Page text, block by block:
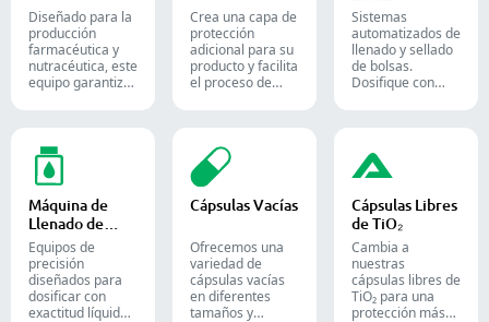
Diseñado para la
producción
farmacéutica y
nutracéutica, este
equipo garantiza
y Alu-Alu para
tabletas, cápsulas
y cápsulas de
gelatina blanda.
Crea una capa de
protección
adicional para su
producto y facilita
el proceso de
tubos en cajas,
siendo una
solución ideal
para el empaque
en las industrias
cosmética y
alimentaria.
Sistemas
automatizados de
llenado y sellado
de bolsas.
Dosifique con
líneas de
empaque
farmacéutico,
nutracéutico y
alimentario.
Máquina de
Llenado de
Líquidos
Equipos de
precisión
diseñados para
dosificar con
exactitud líquidos,
Cápsulas Vacías
Ofrecemos una
variedad de
cápsulas vacías
en diferentes
tamaños y
Cápsulas Libres
de TiO₂
Cambia a
nuestras
cápsulas libres de
TiO₂ para una
protección más